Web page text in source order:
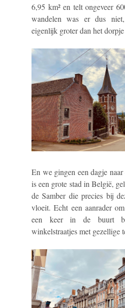
6,95 km² en telt ongeveer
wandelen was er dus
eigenlijk groter dan het
En we gingen een dagje
is een grote stad in België,
de Samber die precies bij
vloeit. Echt een aanrader
een keer in de buurt
winkelstraatjes met gezellige